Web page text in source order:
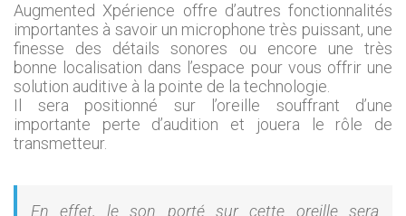
Augmented Xpérience offre d’autres fonctionnalités
importantes à savoir un microphone très puissant, une
finesse des détails sonores ou encore une très
bonne localisation dans l’espace pour vous offrir une
solution auditive à la pointe de la technologie.
Il sera positionné sur l’oreille souffrant d’une
importante perte d’audition et jouera le rôle de
transmetteur.
En effet, le son porté sur cette oreille sera